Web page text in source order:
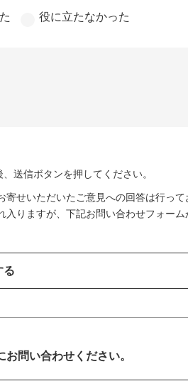
役に立たなかった
送信ボタンを押してください。
せいただいたご意見への回答は行っ
入りますが、下記お問い合わせフォー
問い合わせください。